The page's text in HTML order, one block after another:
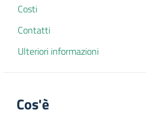
Costi
Contatti
Ulteriori informazioni
Cos'è